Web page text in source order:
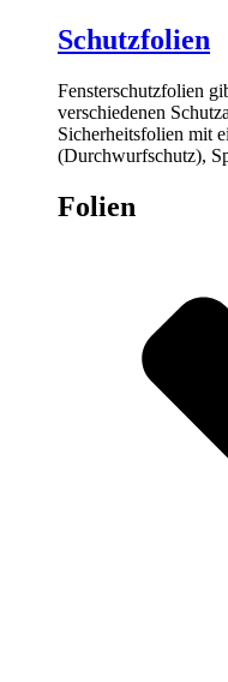
Schutzfolien
Fensterschutzfolien
verschiedenen
Sicherheitsfolien mit
(Durchwurfschutz),
Folien